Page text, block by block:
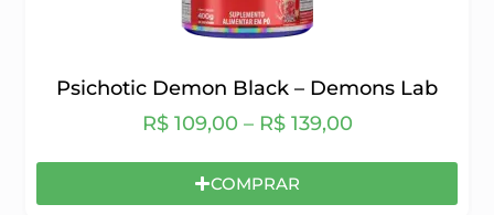
Psichotic Demon Black – Demons Lab
R$109,00 – R$139,00
COMPRAR